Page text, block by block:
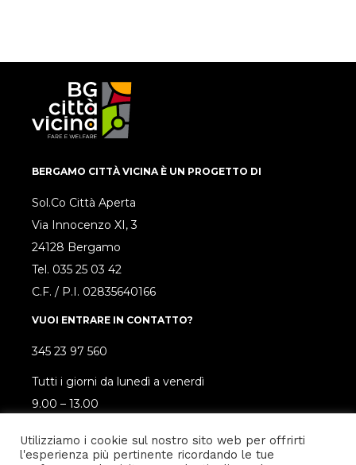
BERGAMO CITTÀ VICINA È UN PROGETTO DI
Sol.Co Città Aperta
Via Innocenzo XI, 3
24128 Bergamo
Tel. 035 25 03 42
C.F. / P.I. 02835640166
VUOI ENTRARE IN CONTATTO?
345 23 97 560
Tutti i giorni da lunedì a venerdì
9.00 – 13.00
Utilizziamo i cookie sul nostro sito web per offrirti
l'esperienza più pertinente ricordando le tue